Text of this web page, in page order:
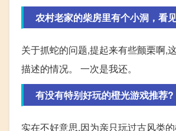
农村老家的柴房里有个小洞，看
关于抓蛇的问题,提起来有些颤栗啊,
描述的情况。 一次是我还。
有没有特别好玩的橙光游戏推荐?
实在不好意思,因为亲只玩过古风类